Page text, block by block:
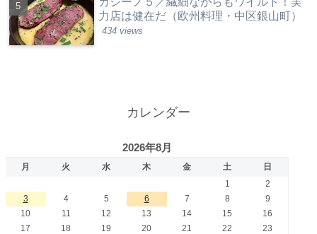
力店は健在だ（欧州料理・中区銀山町）
434 views
カレンダー
2026年8月
月 火 水 木 金 土
日
1
2
3
4 5 6 7 8
9
10
11 12 13 14 15
16
17
18 19 20 21 22
23